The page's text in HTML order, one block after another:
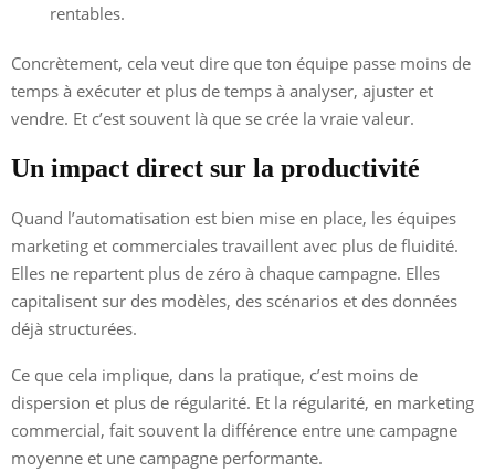
rentables.
Concrètement, cela veut dire que ton équipe passe moins de
temps à exécuter et plus de temps à analyser, ajuster et
vendre. Et c’est souvent là que se crée la vraie valeur.
Un impact direct sur la productivité
Quand l’automatisation est bien mise en place, les équipes
marketing et commerciales travaillent avec plus de fluidité.
Elles ne repartent plus de zéro à chaque campagne. Elles
capitalisent sur des modèles, des scénarios et des données
déjà structurées.
Ce que cela implique, dans la pratique, c’est moins de
dispersion et plus de régularité. Et la régularité, en marketing
commercial, fait souvent la différence entre une campagne
moyenne et une campagne performante.